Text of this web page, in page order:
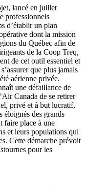
lancé en juillet
professionnels
d’établir un plan
dont la mission
du Québec afin de
de la Coop Treq,
de cet outil essentiel et
que plus jamais
aérienne privée.
une défaillance de
Canada de se retirer
privé et à but lucratif,
éloignés des grands
faire place à une
et leurs populations qui
Cette démarche prévoit
pour les